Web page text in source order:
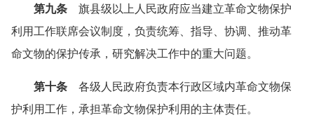
第九条 旗县级以上人民政府应当建立革命文物保护
利用工作联席会议制度，负责统筹、指导、协调、推动革
命文物的保护传承，研究解决工作中的重大问题。
第十条 各级人民政府负责本行政区域内革命文物保
护利用工作，承担革命文物保护利用的主体责任。